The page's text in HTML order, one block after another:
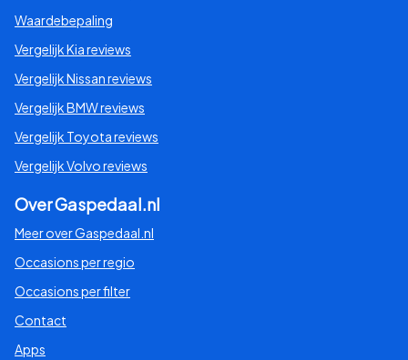
Waardebepaling
Vergelijk Kia reviews
Vergelijk Nissan reviews
Vergelijk BMW reviews
Vergelijk Toyota reviews
Vergelijk Volvo reviews
Over Gaspedaal.nl
Meer over Gaspedaal.nl
Occasions per regio
Occasions per filter
Contact
Apps